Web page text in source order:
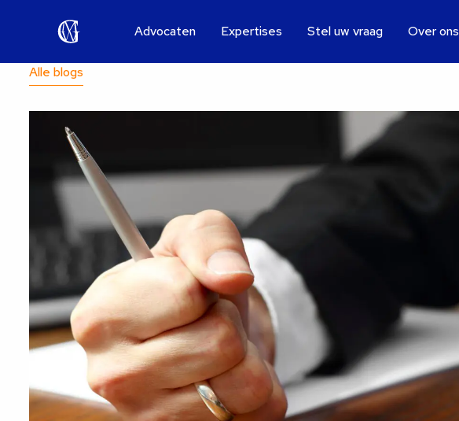
Advocaten Expertises Stel uw vraag Over ons
Alle blogs